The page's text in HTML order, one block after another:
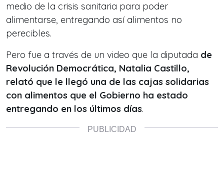
medio de la crisis sanitaria para poder
alimentarse, entregando así alimentos no
perecibles.
Pero fue a través de un video que la diputada de
Revolución Democrática, Natalia Castillo,
relató que le llegó una de las cajas solidarias
con alimentos que el Gobierno ha estado
entregando en los últimos días.